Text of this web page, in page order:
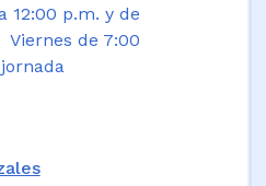
12:00 p.m. y de
Viernes de 7:00